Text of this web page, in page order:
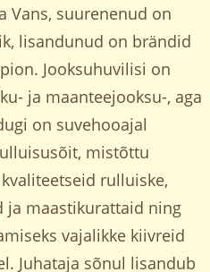
Vans, suurenenud on
lisandunud on brändid
Jooksuhuvilisi on
ja maanteejooksu-, aga
on suvehooajal
mistõttu
rulluiske,
ja maastikurattaid ning
vajalikke kiivreid
Juhataja sõnul lisandub